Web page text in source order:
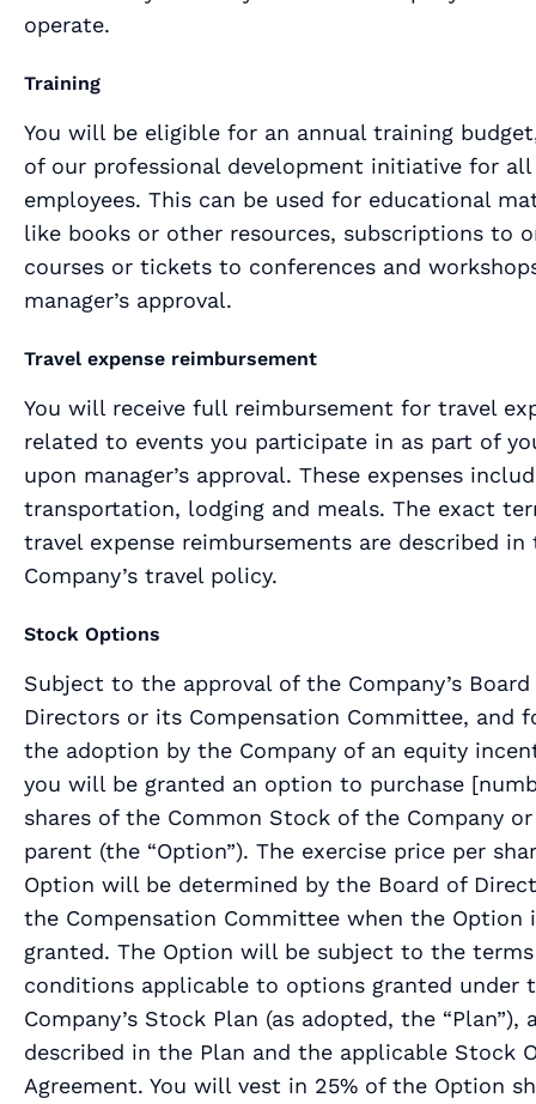
operate.
Training
You will be eligible for an annual training
of our professional development initiative for all
employees. This can be used for educational
like books or other resources, subscriptions to
courses or tickets to conferences and
manager’s approval.
Travel expense reimbursement
You will receive full reimbursement for travel
related to events you participate in as part of
upon manager’s approval. These expenses
transportation, lodging and meals. The exact
travel expense reimbursements are described in
Company’s travel policy.
Stock Options
Subject to the approval of the Company’s Board
Directors or its Compensation Committee, and
the adoption by the Company of an equity
you will be granted an option to purchase [
shares of the Common Stock of the Company
parent (the “Option”). The exercise price per
Option will be determined by the Board of
the Compensation Committee when the Option
granted. The Option will be subject to the
conditions applicable to options granted under
Company’s Stock Plan (as adopted, the “Plan”),
described in the Plan and the applicable Stock
Agreement. You will vest in 25% of the Option